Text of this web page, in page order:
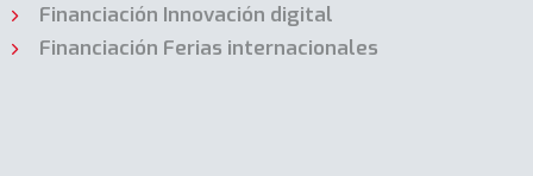
Financiación Innovación digital
Financiación Ferias internacionales